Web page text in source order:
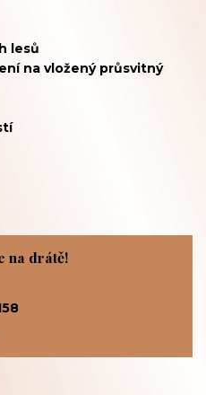
lesů
na vložený průsvitný
na drátě!